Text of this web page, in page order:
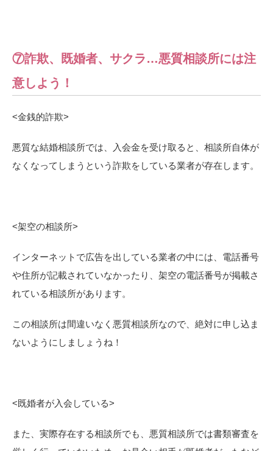
⑦詐欺、既婚者、サクラ…悪質相談所には注
意しよう！
<金銭的詐欺>
悪質な結婚相談所では、入会金を受け取ると、相談所自体が
なくなってしまうという詐欺をしている業者が存在します。
<架空の相談所>
インターネットで広告を出している業者の中には、電話番号
や住所が記載されていなかったり、架空の電話番号が掲載さ
れている相談所があります。
この相談所は間違いなく悪質相談所なので、絶対に申し込ま
ないようにしましょうね！
<既婚者が入会している>
また、実際存在する相談所でも、悪質相談所では書類審査を